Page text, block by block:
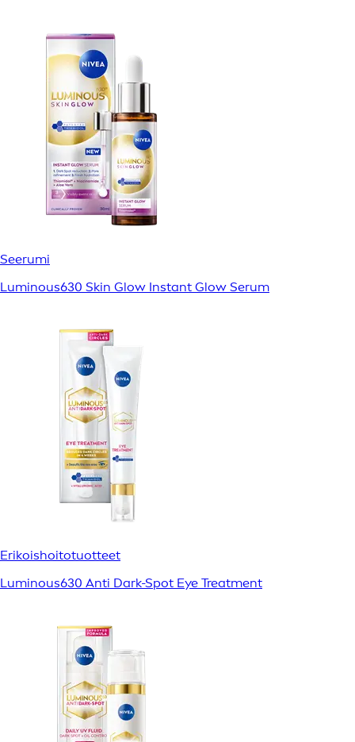
Seerumi
Luminous630 Skin Glow Instant Glow Serum
Erikoishoitotuotteet
Luminous630 Anti Dark-Spot Eye Treatment